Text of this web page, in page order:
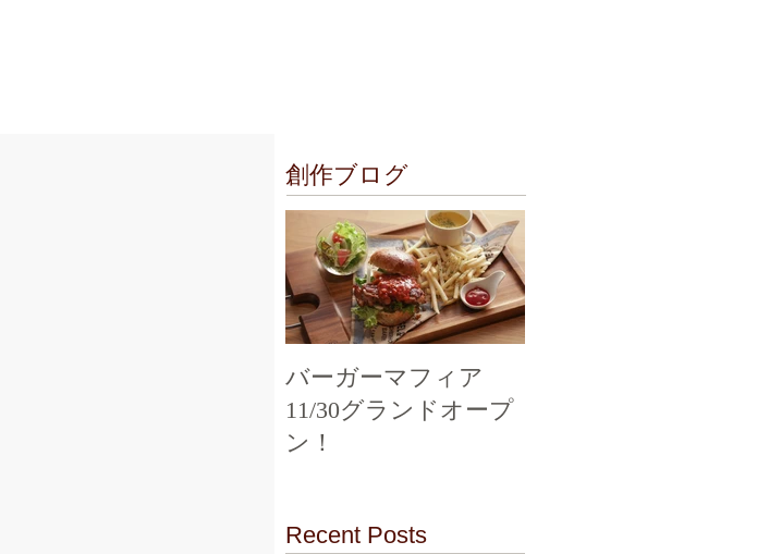
創作ブログ
バーガーマフィア
11/30グランドオープ
ン！
Recent Posts